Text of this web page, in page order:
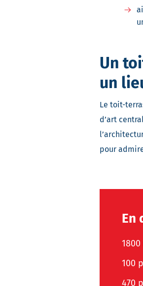
Un
un
Le toit-
d’art
pour
En
100
470